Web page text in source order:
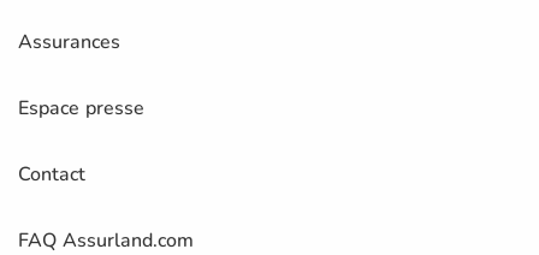
Assurances
Espace presse
Contact
FAQ Assurland.com